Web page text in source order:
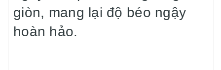
giòn, mang lại độ béo ngậy
hoàn hảo.